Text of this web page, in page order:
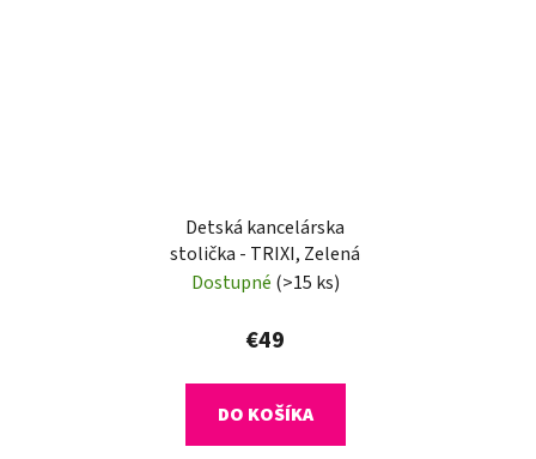
Detská kancelárska
stolička - TRIXI, Zelená
Dostupné (>15 ks)
€49
DO KOŠÍKA